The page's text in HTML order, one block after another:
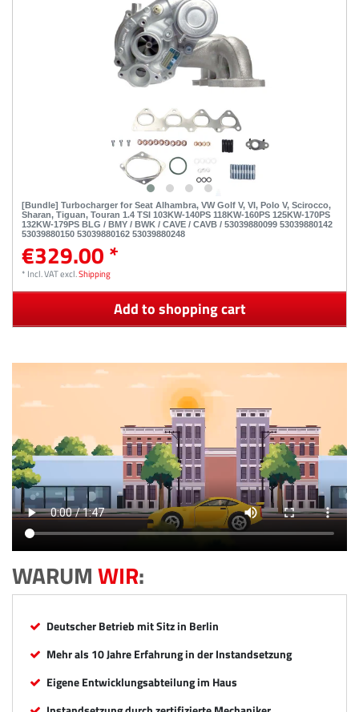
[Bundle] Turbocharger for Seat Alhambra, VW Golf V, VI, Polo V, Scirocco,
Sharan, Tiguan, Touran 1.4 TSI 103KW-140PS 118KW-160PS 125KW-170PS
132KW-179PS BLG / BMY / BWK / CAVE / CAVB / 53039880099 53039880142
53039880150 53039880162 53039880248
€329.00 *
* Incl. VATexcl.Shipping
Add to shopping cart
WARUMWIR:
Deutscher Betrieb mit Sitz in Berlin
Mehr als 10 Jahre Erfahrung in der Instandsetzung
Eigene Entwicklungsabteilung im Haus